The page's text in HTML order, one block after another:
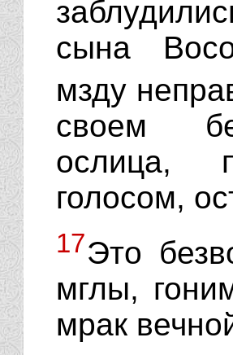
сына
мзду
своем
ослица,
голосом,
17Это
мглы,
мрак